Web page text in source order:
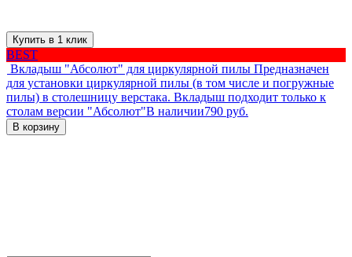
Купить в 1 клик
BEST
Вкладыш "Абсолют" для циркулярной пилы Предназначен
для установки циркулярной пилы (в том числе и погружные
пилы) в столешницу верстака. Вкладыш подходит только к
столам версии "Абсолют"В наличии790 руб.
В корзину